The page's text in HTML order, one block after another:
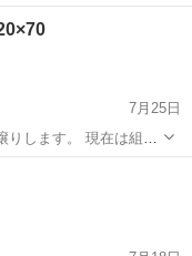
が中古ですので使用感
に記載があります。 以
7月25日
りします。 現在は組み
には再度組み立てして
揃っています。 いただ